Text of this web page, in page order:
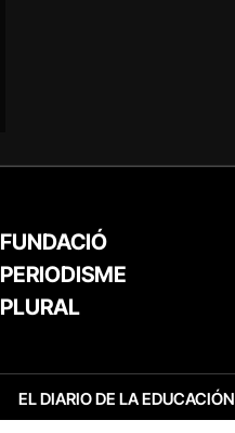
FUNDACIÓ
PERIODISME
PLURAL
EL DIARIO DE LA EDUCACIÓN